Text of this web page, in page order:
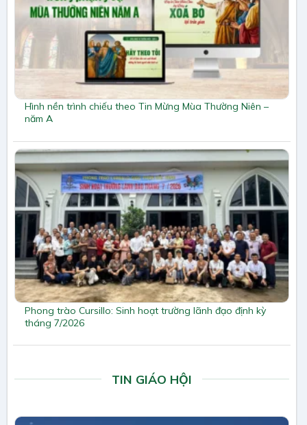
Hình nền trình chiếu theo Tin Mừng Mùa Thường Niên –
năm A
Phong trào Cursillo: Sinh hoạt trường lãnh đạo định kỳ
tháng 7/2026
TIN GIÁO HỘI